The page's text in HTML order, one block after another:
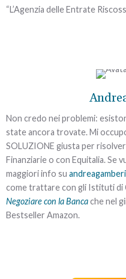
“L’Agenzia delle Entrate
Per pignorarti la casa e
LEGGI L'ARTICOLO
Non credo nei problemi:
state ancora trovate. Mi
SOLUZIONE giusta per
Finanziarie o con Equitalia. Se
maggiori info su
come trattare con gli Istituti di
Negoziare con la Bancache nel
Bestseller Amazon.